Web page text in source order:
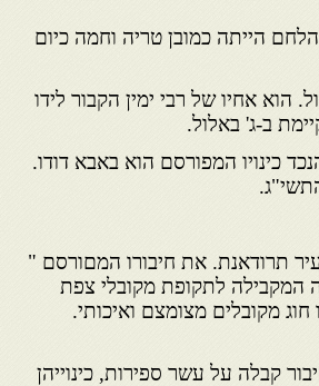
הייתה כמובן טריה וחמה כיום
הוא אחיו של רבי ימין הקבור לידו
ב-ג' באלול.
כינויו המפורסם הוא באבא דודו.
תרודאנת. את חיבורו המםורסם "
לתקופת מקובלי צפת
מקובלים מצומצם ואיכותי.
קבלה על עשר ספירות, כינוייהן